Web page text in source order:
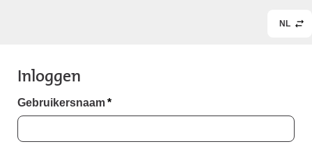
NL
Inloggen
Gebruikersnaam*